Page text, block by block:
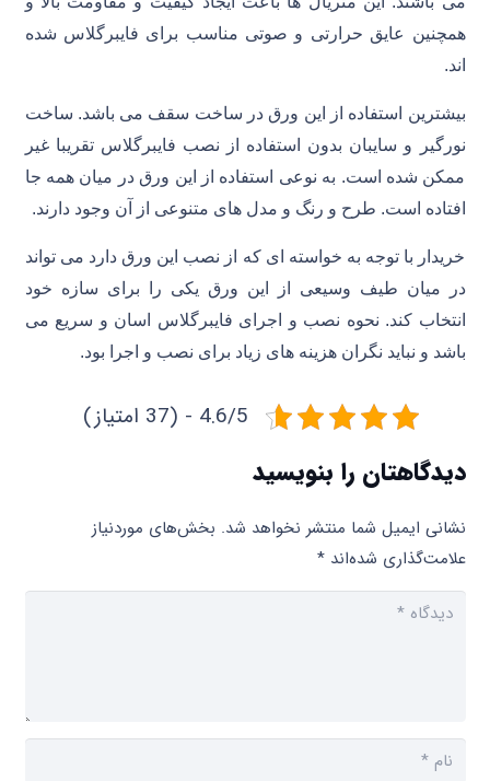
همچنین عایق حرارتی و صوتی مناسب برای فایبرگلاس شده
اند.
بیشترین استفاده از این ورق در ساخت سقف می باشد. ساخت
نورگیر و سایبان بدون استفاده از نصب فایبرگلاس تقریبا غیر
ممکن شده است. به نوعی استفاده از این ورق در میان همه جا
افتاده است. طرح و رنگ و مدل های متنوعی از آن وجود دارند.
خریدار با توجه به خواسته ای که از نصب این ورق دارد می تواند
در میان طیف وسیعی از این ورق یکی را برای سازه خود
انتخاب کند. نحوه نصب و اجرای فایبرگلاس اسان و سریع می
باشد و نباید نگران هزینه های زیاد برای نصب و اجرا بود.
4.6/5 - (37 امتیاز)
دیدگاهتان را بنویسید
نشانی ایمیل شما منتشر نخواهد شد. بخش‌های موردنیاز
علامت‌گذاری شده‌اند*